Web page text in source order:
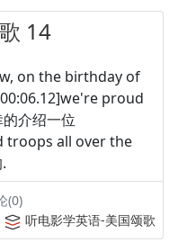
14
on the birthday of
proud
介绍一位
troops all over the
(0)
听电影学英语-美国颂歌